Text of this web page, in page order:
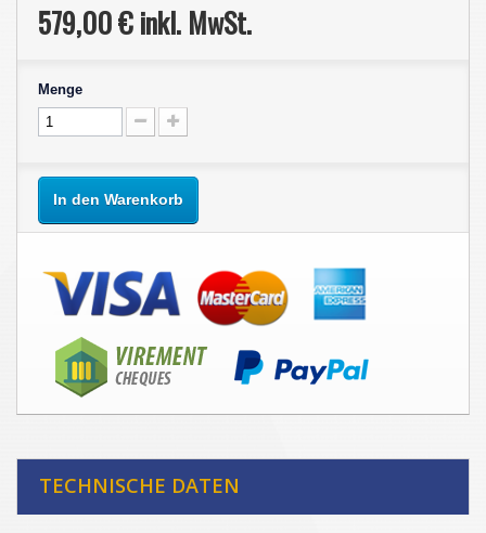
579,00 €inkl. MwSt.
Menge
In den Warenkorb
TECHNISCHE DATEN